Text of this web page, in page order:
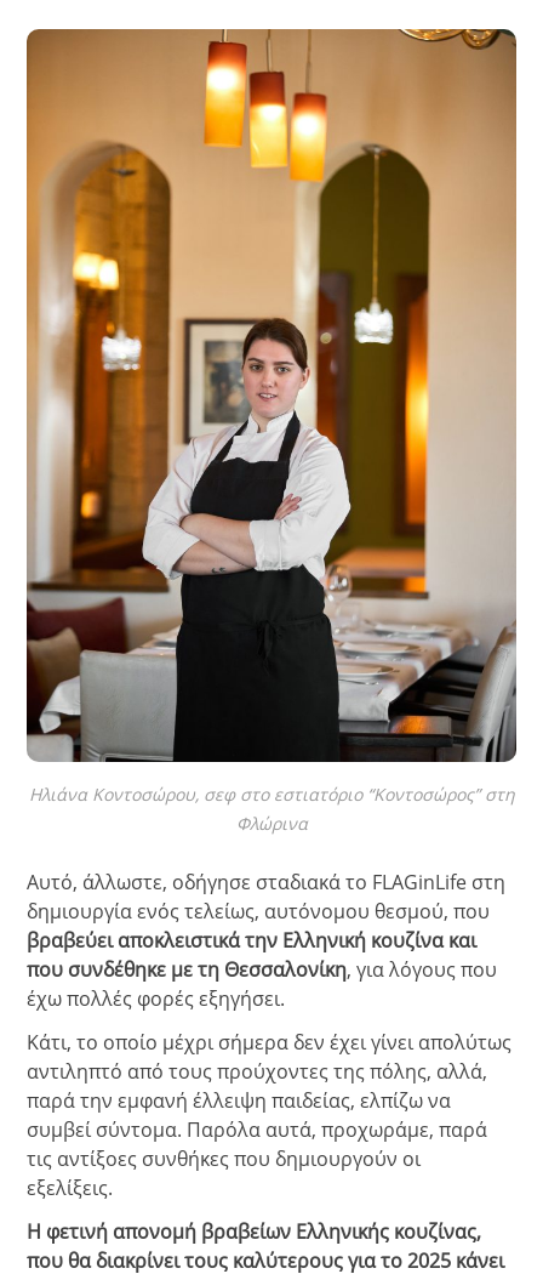
Ηλιάνα Κοντοσώρου, σεφ στο εστιατόριο “Κοντοσώρος” στη
Φλώρινα
Αυτό, άλλωστε, οδήγησε σταδιακά το FLAGinLife στη
δημιουργία ενός τελείως, αυτόνομου θεσμού, που
βραβεύει αποκλειστικά την Ελληνική κουζίνα και
που συνδέθηκε με τη Θεσσαλονίκη, για λόγους που
έχω πολλές φορές εξηγήσει.
Κάτι, το οποίο μέχρι σήμερα δεν έχει γίνει απολύτως
αντιληπτό από τους προύχοντες της πόλης, αλλά,
παρά την εμφανή έλλειψη παιδείας, ελπίζω να
συμβεί σύντομα. Παρόλα αυτά, προχωράμε, παρά
τις αντίξοες συνθήκες που δημιουργούν οι
εξελίξεις.
Η φετινή απονομή βραβείων Ελληνικής κουζίνας,
που θα διακρίνει τους καλύτερους για το 2025 κάνει